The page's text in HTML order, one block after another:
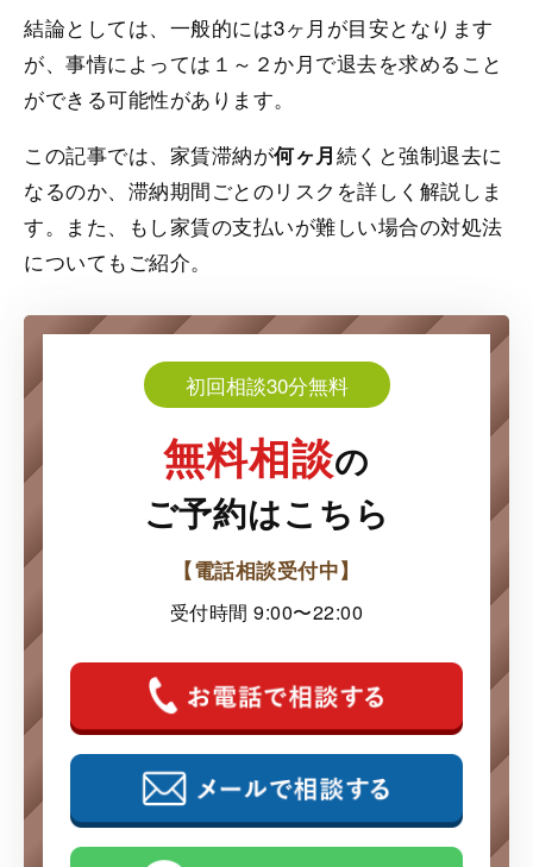
結論としては、一般的には3ヶ月が目安となります
が、事情によっては１～２か月で退去を求めること
ができる可能性があります。
この記事では、家賃滞納が何ヶ月続くと強制退去に
なるのか、滞納期間ごとのリスクを詳しく解説しま
す。また、もし家賃の支払いが難しい場合の対処法
についてもご紹介。
初回相談30分無料
無料相談の
ご予約はこちら
【電話相談受付中】
受付時間 9:00〜22:00